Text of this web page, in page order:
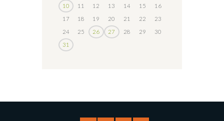
10
11 12 13 14 15
16
17
18 19 20 21 22
23
24
25 26 27 28 29
30
31